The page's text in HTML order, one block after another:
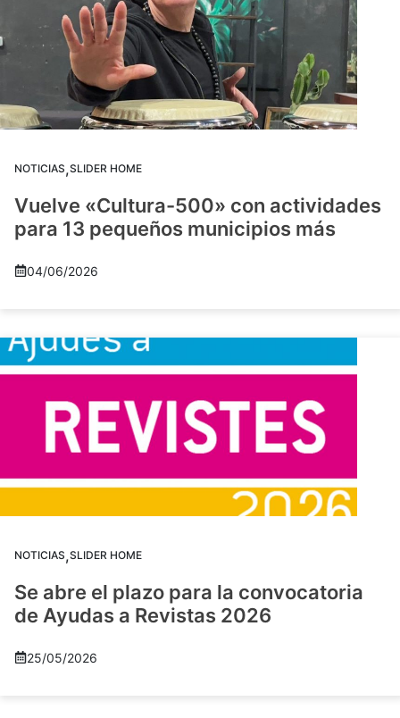
NOTICIAS,SLIDER HOME
Vuelve «Cultura-500» con actividades
para 13 pequeños municipios más
04/06/2026
NOTICIAS,SLIDER HOME
Se abre el plazo para la convocatoria
de Ayudas a Revistas 2026
25/05/2026